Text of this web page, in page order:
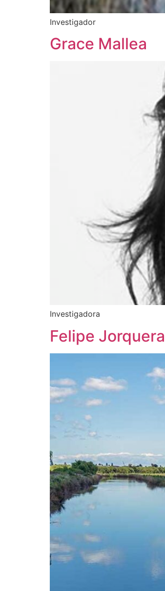
Investigador
Grace Mallea
Investigadora
Felipe Jorquera